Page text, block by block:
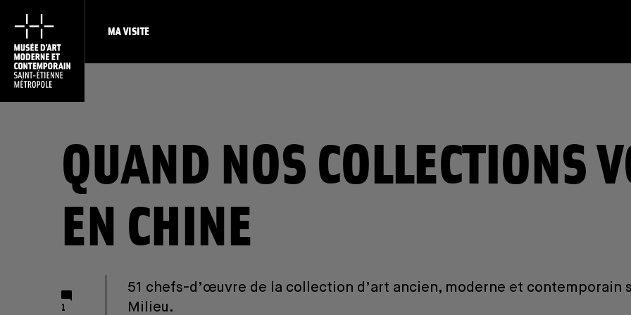
MA VISITE
QUAND NOS COLLECTIONS
EN CHINE
51 chefs-d’œuvre de la collection d’art ancien, moderne et contemporain
Milieu.
Nombre de commentaires
1